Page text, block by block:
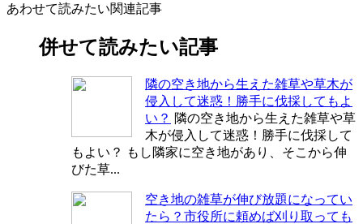
あわせて読みたい関連記事
併せて読みたい記事
隣の空き地から生えた雑草や草木が
侵入して迷惑！勝手に伐採してもよ
い？ 隣の空き地から生えた雑草や草
木が侵入して迷惑！勝手に伐採して
もよい？ もし隣家に空き地があり、そこから伸
びた草...
空き地の雑草が伸び放題になってい
たら？市役所に頼めば刈り取っても